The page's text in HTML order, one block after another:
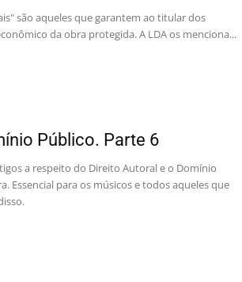
são aqueles que garantem ao titular dos
da obra protegida. A LDA os menciona...
Público. Parte 6
a respeito do Direito Autoral e o Domínio
Essencial para os músicos e todos aqueles que